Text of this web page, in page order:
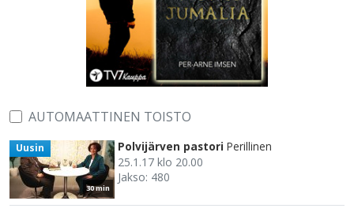
AUTOMAATTINEN TOISTO
30 min
Uusin Polvijärven pastori Perillinen
25.1.17 klo 20.00
Jakso: 480